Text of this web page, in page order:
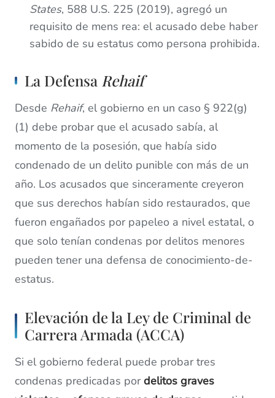
States, 588 U.S. 225 (2019), agregó un
requisito de mens rea: el acusado debe haber
sabido de su estatus como persona prohibida.
La Defensa Rehaif
Desde Rehaif, el gobierno en un caso § 922(g)
(1) debe probar que el acusado sabía, al
momento de la posesión, que había sido
condenado de un delito punible con más de un
año. Los acusados que sinceramente creyeron
que sus derechos habían sido restaurados, que
fueron engañados por papeleo a nivel estatal, o
que solo tenían condenas por delitos menores
pueden tener una defensa de conocimiento-de-
estatus.
Elevación de la Ley de Criminal de
Carrera Armada (ACCA)
Si el gobierno federal puede probar tres
condenas predicadas pordelitos graves